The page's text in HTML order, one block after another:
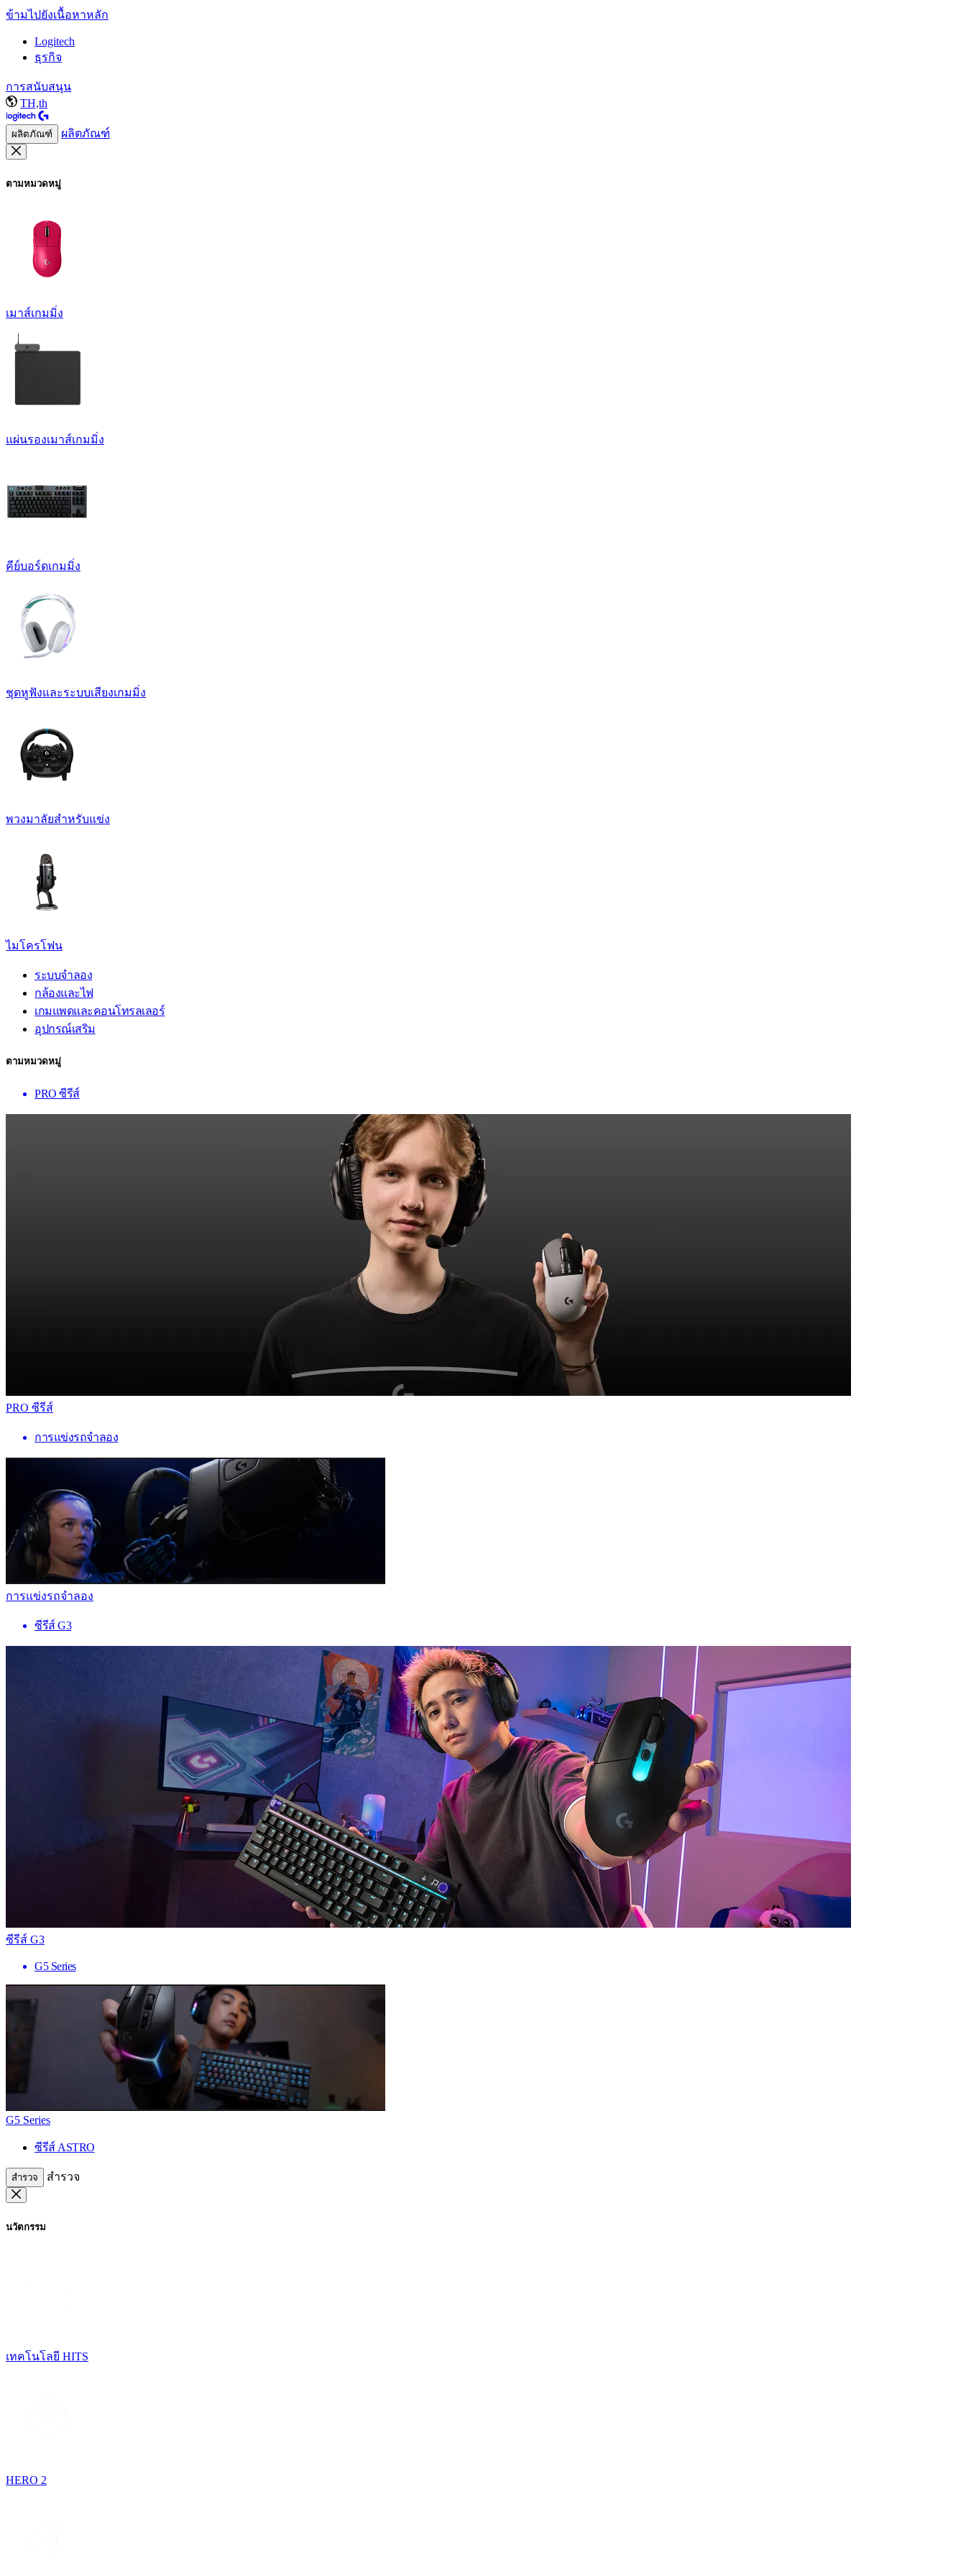
ข้ามไปยังเนื้อหาหลัก
Logitech
ธุรกิจ
การสนับสนุน
TH,th
ผลิตภัณฑ์ ผลิตภัณฑ์
ตามหมวดหมู่
เมาส์เกมมิ่ง
แผ่นรองเมาส์เกมมิ่ง
คีย์บอร์ดเกมมิ่ง
ชุดหูฟังและระบบเสียงเกมมิ่ง
พวงมาลัยสำหรับแข่ง
ไมโครโฟน
ระบบจำลอง
กล้องและไฟ
เกมแพดและคอนโทรลเลอร์
อุปกรณ์เสริม
ตามหมวดหมู่
PRO ซีรีส์
PRO ซีรีส์
การแข่งรถจำลอง
การแข่งรถจำลอง
ซีรีส์ G3
ซีรีส์ G3
G5 Series
G5 Series
ซีรีส์ ASTRO
สำรวจ สำรวจ
นวัตกรรม
เทคโนโลยี HITS
HERO 2